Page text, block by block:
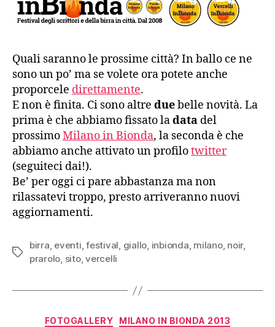
Quali saranno le prossime città? In ballo ce ne
sono un po’ ma se volete ora potete anche
proporcele direttamente.
E non è finita. Ci sono altre duebelle novità. La
prima è che abbiamo fissato ladata del
prossimoMilano in Bionda, la seconda è che
abbiamo anche attivato un profilotwitter
(seguiteci dai!).
Be’ per oggi ci pare abbastanza ma non
rilassatevi troppo, presto arriveranno nuovi
aggiornamenti.
Tag
birra, eventi,festival, giallo, inbionda, milano, noir,
prarolo, sito,vercelli
Categorie
FOTOGALLERY MILANO IN BIONDA 2013